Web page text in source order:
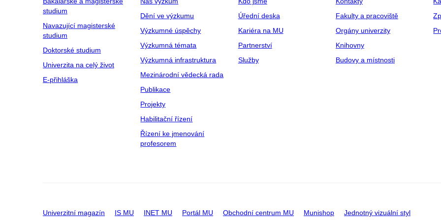
studium
Navazující magisterské
studium
Doktorské studium
Univerzita na celý život
E-přihláška
Dění ve výzkumu
Výzkumné úspěchy
Výzkumná témata
Výzkumná infrastruktura
Mezinárodní vědecká rada
Publikace
Projekty
Habilitační řízení
Řízení ke jmenování
profesorem
Úřední deska
Kariéra na MU
Partnerství
Služby
Fakulty a pracoviště
Orgány univerzity
Knihovny
Budovy a místnosti
Univerzitní magazín IS MU INET MU Portál MU Obchodní centrum MU Munishop Jednotný vizuální styl